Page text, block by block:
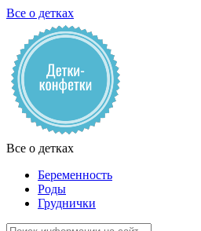
Все о детках
Все о детках
Беременность
Роды
Груднички